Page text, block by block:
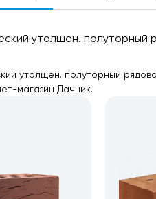
утолщен. полуторный
утолщен. полуторный
магазин Дачник.